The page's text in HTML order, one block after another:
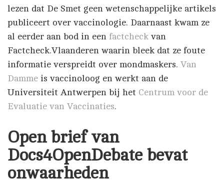
lezen dat De Smet geen wetenschappelijke artikels
publiceert over vaccinologie. Daarnaast kwam ze
al eerder aan bod in een factcheck van
Factcheck.Vlaanderen waarin bleek dat ze foute
informatie verspreidt over mondmaskers. Van
Damme is vaccinoloog en werkt aan de
Universiteit Antwerpen bij het Centrum voor de
Evaluatie van Vaccinaties.
Open brief van
Docs4OpenDebate bevat
onwaarheden